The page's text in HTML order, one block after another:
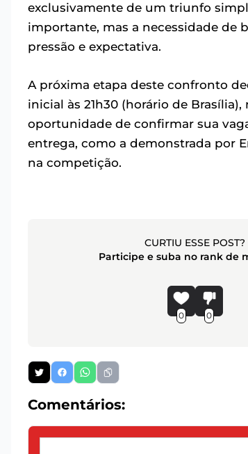
exclusivamente de um triunfo
importante, mas a necessidade de
pressão e expectativa.
A próxima etapa deste confronto
inicial às 21h30 (horário de
oportunidade de confirmar sua
entrega, como a demonstrada por
na competição.
CURTIU ESSE POST?
Participe e suba no rank de
0 0
Comentários: